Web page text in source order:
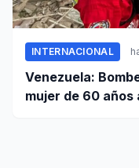
INTERNACIONAL
Venezuela:
mujer de 60 años